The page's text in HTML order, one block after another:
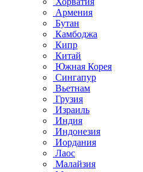
Армения
Бутан
Камбоджа
Кипр
Китай
Южная Корея
Сингапур
Вьетнам
Грузия
Израиль
Индия
Индонезия
Иордания
Лаос
Малайзия